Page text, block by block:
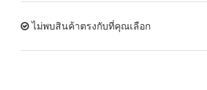
ไม่พบสินค้าตรงกับที่คุณเลือก